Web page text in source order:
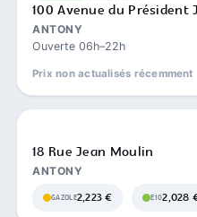
100 Avenue du Président
ANTONY
Ouverte 06h–22h
Prix non actualisés récemment
18 Rue Jean Moulin
ANTONY
GAZOLE2,223 € E102,028